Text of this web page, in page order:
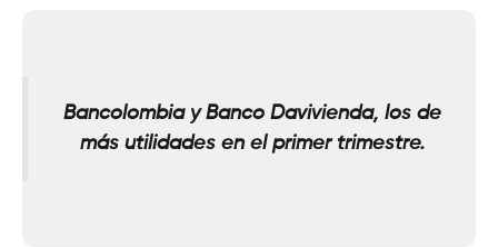
Bancolombia y Banco Davivienda, los de
más utilidades en el primer trimestre.